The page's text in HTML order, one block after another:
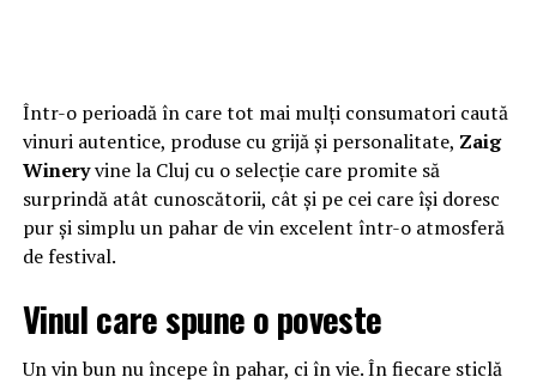
Într-o perioadă în care tot mai mulți consumatori caută
vinuri autentice, produse cu grijă și personalitate, Zaig
Wineryvine la Cluj cu o selecție care promite să
surprindă atât cunoscătorii, cât și pe cei care își doresc
pur și simplu un pahar de vin excelent într-o atmosferă
de festival.
Vinul care spune o poveste
Un vin bun nu începe în pahar, ci în vie. În fiecare sticlă